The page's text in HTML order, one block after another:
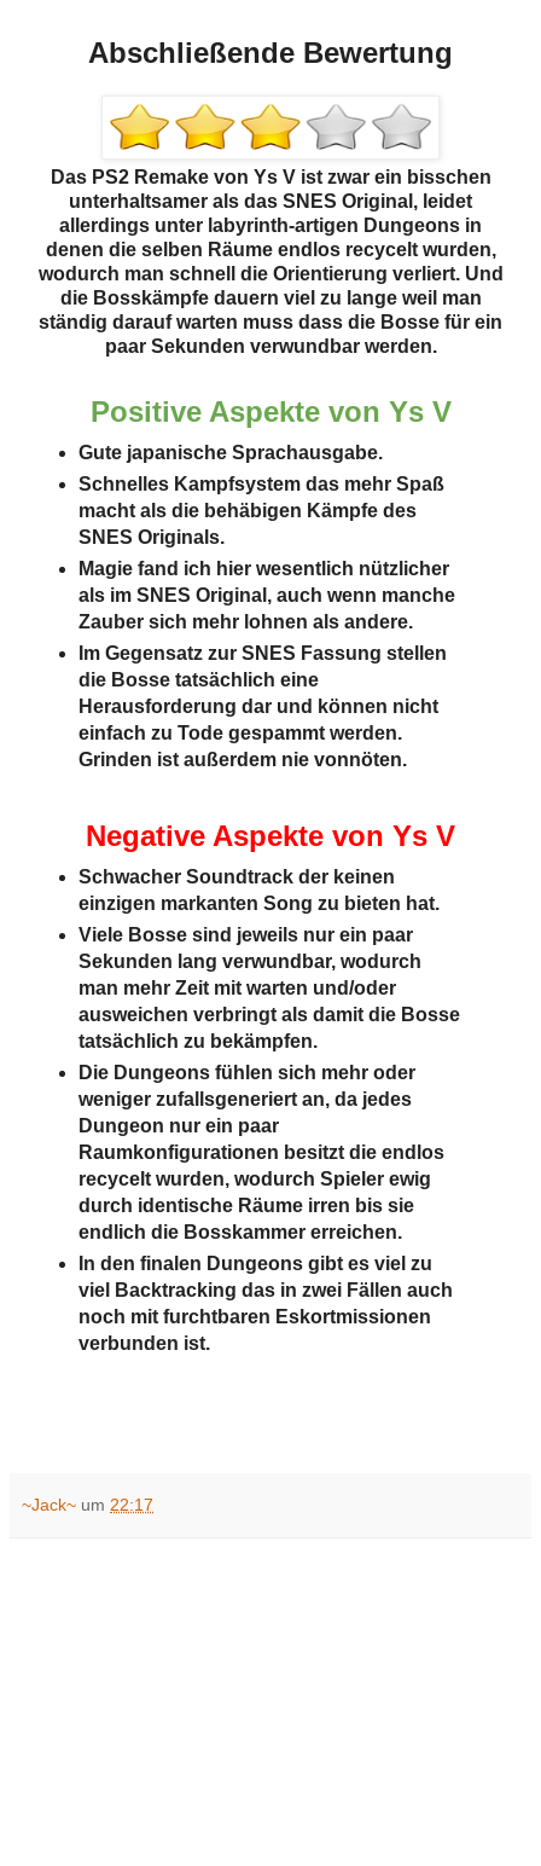
Abschließende Bewertung
Das PS2 Remake von Ys V ist zwar ein bisschen
unterhaltsamer als das SNES Original, leidet
allerdings unter labyrinth-artigen Dungeons in
denen die selben Räume endlos recycelt wurden,
wodurch man schnell die Orientierung verliert. Und
die Bosskämpfe dauern viel zu lange weil man
ständig darauf warten muss dass die Bosse für ein
paar Sekunden verwundbar werden.
Positive Aspekte von Ys V
Gute japanische Sprachausgabe.
Schnelles Kampfsystem das mehr Spaß
macht als die behäbigen Kämpfe des
SNES Originals.
Magie fand ich hier wesentlich nützlicher
als im SNES Original, auch wenn manche
Zauber sich mehr lohnen als andere.
Im Gegensatz zur SNES Fassung stellen
die Bosse tatsächlich eine
Herausforderung dar und können nicht
einfach zu Tode gespammt werden.
Grinden ist außerdem nie vonnöten.
Negative Aspekte von Ys V
Schwacher Soundtrack der keinen
einzigen markanten Song zu bieten hat.
Viele Bosse sind jeweils nur ein paar
Sekunden lang verwundbar, wodurch
man mehr Zeit mit warten und/oder
ausweichen verbringt als damit die Bosse
tatsächlich zu bekämpfen.
Die Dungeons fühlen sich mehr oder
weniger zufallsgeneriert an, da jedes
Dungeon nur ein paar
Raumkonfigurationen besitzt die endlos
recycelt wurden, wodurch Spieler ewig
durch identische Räume irren bis sie
endlich die Bosskammer erreichen.
In den finalen Dungeons gibt es viel zu
viel Backtracking das in zwei Fällen auch
noch mit furchtbaren Eskortmissionen
verbunden ist.
~Jack~ um 22:17